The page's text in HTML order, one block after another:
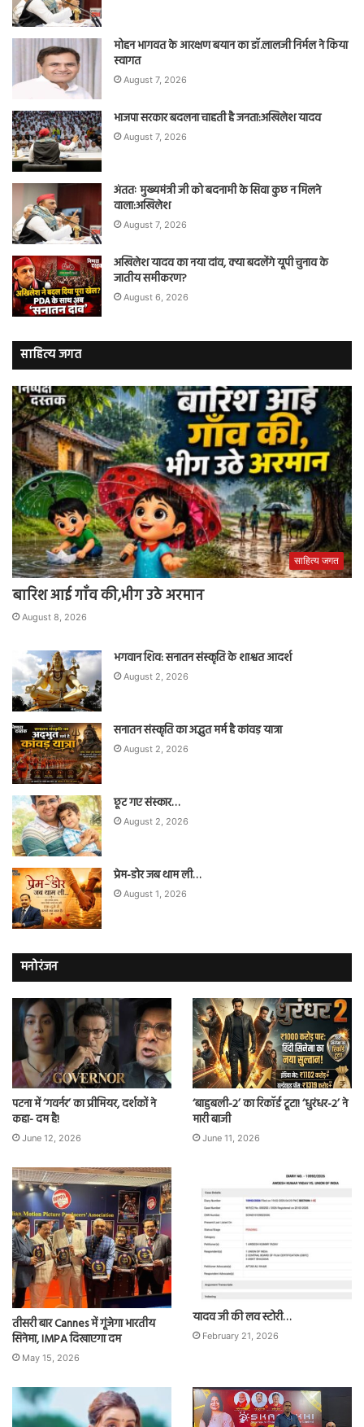
मोहन भागवत के आरक्षण बयान का डॉ.लालजी निर्मल ने किया
स्वागत
August 7, 2026
भाजपा सरकार बदलना चाहती है जनता:अखिलेश यादव
August 7, 2026
अंततः मुख्यमंत्री जी को बदनामी के सिवा कुछ न मिलने
वाला:अखिलेश
August 7, 2026
अखिलेश यादव का नया दांव, क्या बदलेंगे यूपी चुनाव के
जातीय समीकरण?
August 6, 2026
साहित्य जगत
साहित्य जगत
बारिश आई गाँव की,भीग उठे अरमान
August 8, 2026
भगवान शिव: सनातन संस्कृति के शाश्वत आदर्श
August 2, 2026
सनातन संस्कृति का अद्भुत मर्म है कांवड़ यात्रा
August 2, 2026
छूट गए संस्कार…
August 2, 2026
प्रेम-डोर जब थाम ली…
August 1, 2026
मनोरंजन
पटना में ‘गवर्नर’ का प्रीमियर, दर्शकों ने
कहा- दम है!
June 12, 2026
‘बाहुबली-2’ का रिकॉर्ड टूटा! ‘धुरंधर-2’ ने
मारी बाजी
June 11, 2026
तीसरी बार Cannes में गूंजेगा भारतीय
सिनेमा, IMPA दिखाएगा दम
May 15, 2026
यादव जी की लव स्टोरी…
February 21, 2026